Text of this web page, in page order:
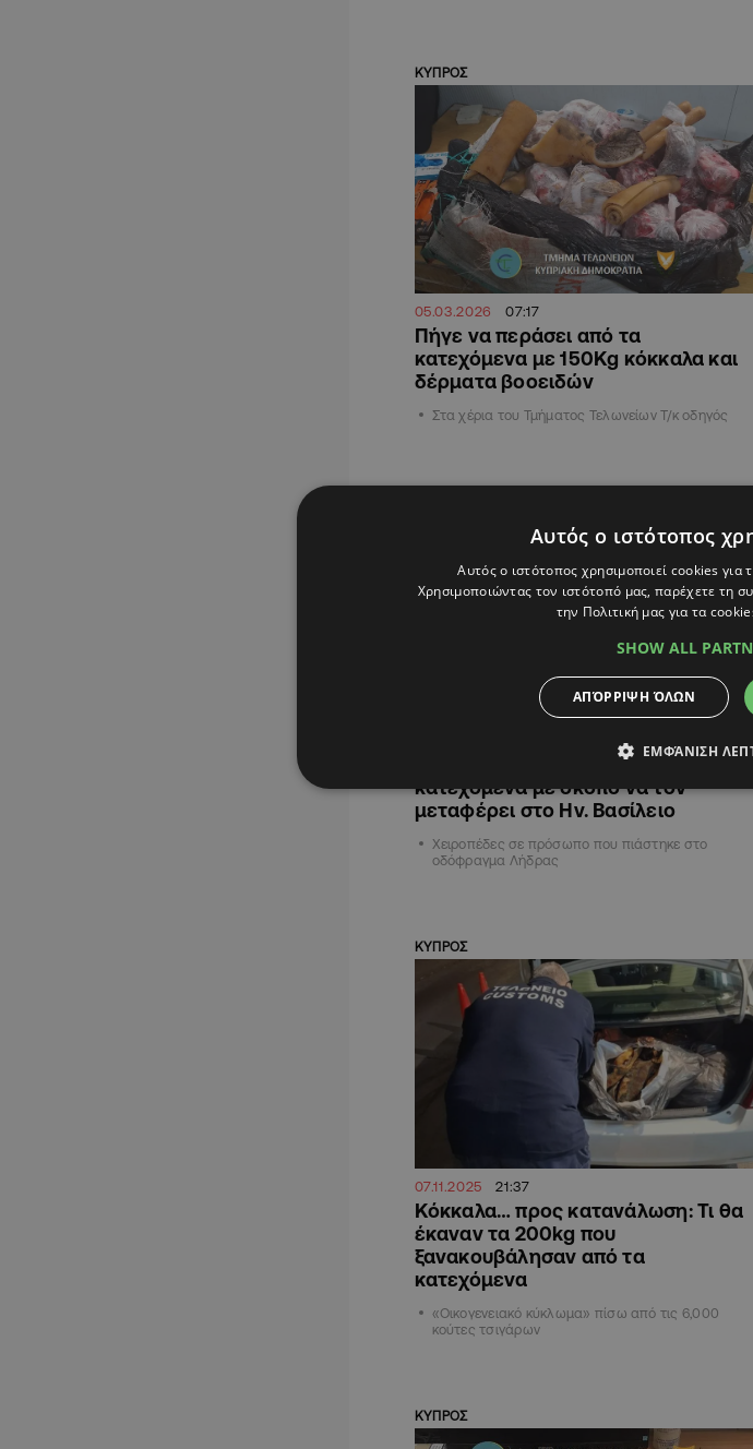
ΚΥΠΡΟΣ
05.03.2026 07:17
Πήγε να περάσει από τα
κατεχόμενα με 150Kg κόκκαλα και
δέρματα βοοειδών
Στα χέρια του Τμήματος Τελωνείων Τ/κ οδηγός
ΦΩΤΟ: Πήρε 15 κιλά καπνό από τα
κατεχόμενα με σκοπό να τον
μεταφέρει στο Ην. Βασίλειο
Χειροπέδες σε πρόσωπο που πιάστηκε στο
οδόφραγμα Λήδρας
ΚΥΠΡΟΣ
07.11.2025 21:37
Κόκκαλα… προς κατανάλωση: Τι θα
έκαναν τα 200kg που
ξανακουβάλησαν από τα
κατεχόμενα
«Οικογενειακό κύκλωμα» πίσω από τις 6,000
κούτες τσιγάρων
ΚΥΠΡΟΣ
Αυτός ο ιστότοπος
Αυτός ο ιστότοπος χρησιμοποιεί cookies
Χρησιμοποιώντας τον ιστότοπό μας, παρέχετε τη
την Πολιτική μας για τα
SHOW ALL
ΑΠΌΡΡΙΨΗ ΌΛΩΝ
ΕΜΦΆΝΙΣΗ